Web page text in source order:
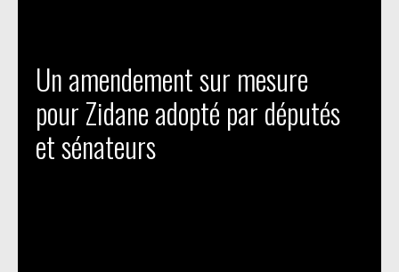
Un amendement sur mesure
pour Zidane adopté par députés
et sénateurs